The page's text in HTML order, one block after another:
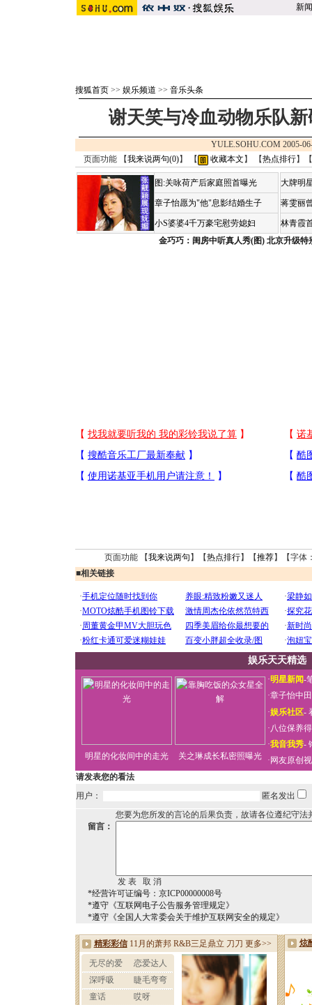
新闻
搜狐首页 >> 娱乐频道 >> 音乐头条
谢天笑与冷血动物乐队
YULE.SOHU.COM 2005-
页面功能 【我来说两句(0)】 【 收藏本文 】 【热点排行】【
图:关咏荷产后家庭照首曝光
章子怡愿为"他"息影结婚生子
小S婆婆4千万豪宅慰劳媳妇
大牌明
蒋雯丽
林青霞
金巧巧：闺房中听真人秀(图) 北京升级特
页面功能 【我来说两句 】【热点排行】【推荐】【字体
■相关链接
娱乐天天精选
明星的化妆间中的走光 关之琳成长私密照曝光
·明星新闻-
·章子怡中
·娱乐社区-
·八位保养
·我音我秀-
· 网友原创
请发表您的看法
用户：
匿名发出
您要为您所发的言论的后果负责，故请各位遵纪守法
留言：
*经营许可证编号：京ICP00000008号
*遵守《互联网电子公告服务管理规定》
*遵守《全国人大常委会关于维护互联网安全的规定》